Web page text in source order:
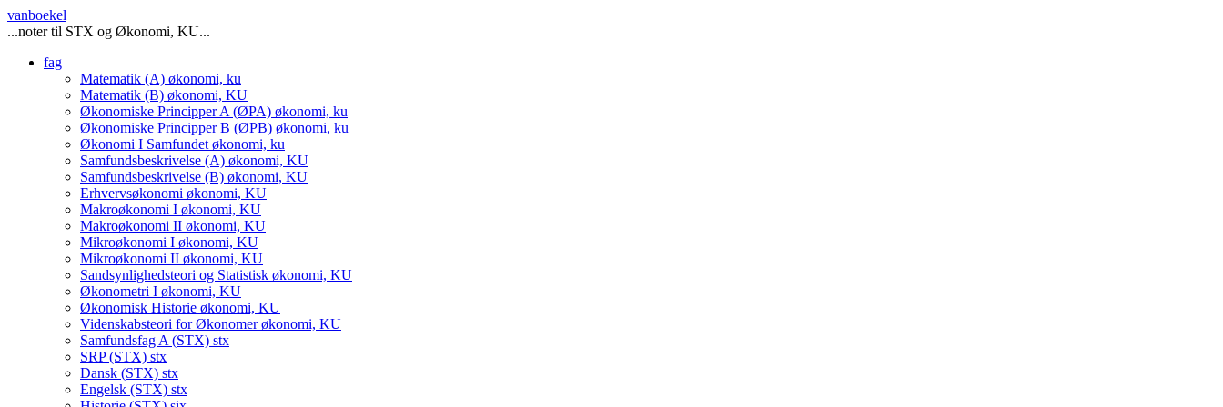
vanboekel
...noter til STX og Økonomi, KU...
fag
Matematik (A) økonomi, ku
Matematik (B) økonomi, KU
Økonomiske Principper A (ØPA) økonomi, ku
Økonomiske Principper B (ØPB) økonomi, ku
Økonomi I Samfundet økonomi, ku
Samfundsbeskrivelse (A) økonomi, KU
Samfundsbeskrivelse (B) økonomi, KU
Erhvervsøkonomi økonomi, KU
Makroøkonomi I økonomi, KU
Makroøkonomi II økonomi, KU
Mikroøkonomi I økonomi, KU
Mikroøkonomi II økonomi, KU
Sandsynlighedsteori og Statistisk økonomi, KU
Økonometri I økonomi, KU
Økonomisk Historie økonomi, KU
Videnskabsteori for Økonomerøkonomi, KU
Samfundsfag A (STX) stx
SRP (STX) stx
Dansk (STX) stx
Engelsk (STX) stx